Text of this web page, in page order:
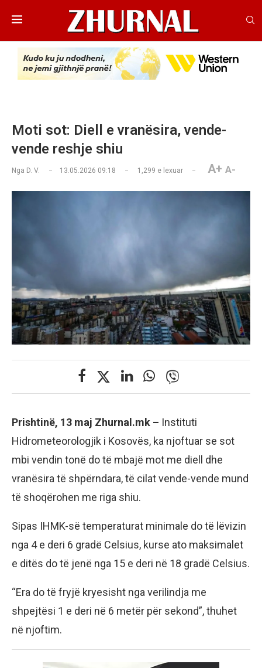
Moti sot: Diell e vranësira, vende-
vende reshje shiu
Nga D. V. 13.05.2026 09:18 1,299 e lexuar A+ A-
Prishtinë, 13 maj Zhurnal.mk – Instituti
Hidrometeorologjik i Kosovës, ka njoftuar se sot
mbi vendin tonë do të mbajë mot me diell dhe
vranësira të shpërndara, të cilat vende-vende mund
të shoqërohen me riga shiu.
Sipas IHMK-së temperaturat minimale do të lëvizin
nga 4 e deri 6 gradë Celsius, kurse ato maksimalet
e ditës do të jenë nga 15 e deri në 18 gradë Celsius.
“Era do të fryjë kryesisht nga verilindja me
shpejtësi 1 e deri në 6 metër për sekond”, thuhet
në njoftim.